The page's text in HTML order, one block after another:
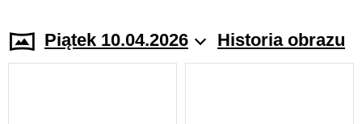
Piątek 10.04.2026 Historia obrazu